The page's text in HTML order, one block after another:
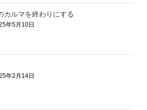
カルマを終わりにする
年5月10日
年2月14日